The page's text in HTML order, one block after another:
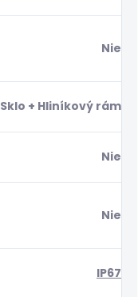
Nie
Sklo + Hliníkový rám
Nie
Nie
IP67